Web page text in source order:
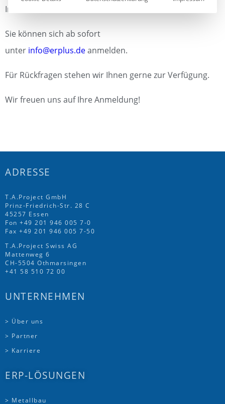
Informationen entnehmen Sie bitte
Sie können sich ab sofort
unter info@erplus.deanmelden.
Für Rückfragen stehen wir Ihnen gerne zur Verfügung.
Wir freuen uns auf Ihre Anmeldung!
ADRESSE
T.A.Project GmbH
Prinz-Friedrich-Str. 28 C
45257 Essen
Fon +49 201 946 005 7-0
Fax +49 201 946 005 7-50
T.A.Project Swiss AG
Mattenweg 6
CH-5504 Othmarsingen
+41 58 510 72 00
UNTERNEHMEN
> Über uns
> Partner
> Karriere
ERP-LÖSUNGEN
> Metallbau